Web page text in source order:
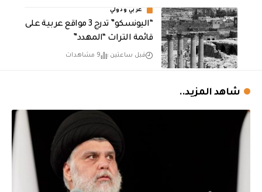
عربي ودولي
“اليونسكو” تدرج 3 مواقع عربية على
قائمة التراث “المهدد”
قبل ساعتين 9 مشاهدات
شاهد المزيد..